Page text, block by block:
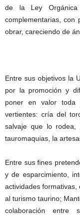
de la Ley
complementarias, con
obrar, careciendo de
Entre sus objetivos la
por la promoción y
poner en valor toda
vertientes: cría del
salvaje que lo rodea,
tauromaquias, la
Entre sus fines
y de esparcimiento,
actividades
al turismo taurino;
colaboración entre